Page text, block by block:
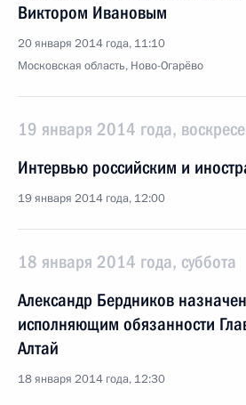
Виктором Ивановым
20 января 2014 года, 11:10
Московская область, Ново-Огарёво
19 января 2014 года,
Интервью российским и
19 января 2014 года, 12:00
18 января 2014 года, суббота
Александр Бердников
исполняющим обязанности
Алтай
18 января 2014 года, 12:30